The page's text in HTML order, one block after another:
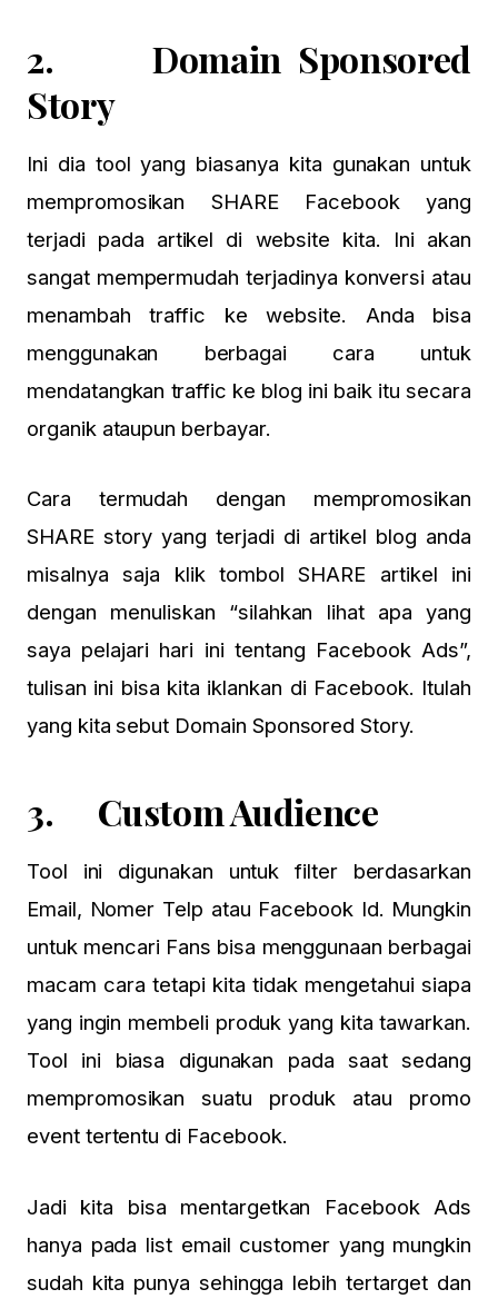
2. Domain Sponsored
Story
Ini dia tool yang biasanya kita gunakan untuk
mempromosikan SHARE Facebook yang
terjadi pada artikel di website kita. Ini akan
sangat mempermudah terjadinya konversi atau
menambah traffic ke website. Anda bisa
menggunakan berbagai cara untuk
mendatangkan traffic ke blog ini baik itu secara
organik ataupun berbayar.
Cara termudah dengan mempromosikan
SHARE story yang terjadi di artikel blog anda
misalnya saja klik tombol SHARE artikel ini
dengan menuliskan “silahkan lihat apa yang
saya pelajari hari ini tentang Facebook Ads”,
tulisan ini bisa kita iklankan di Facebook. Itulah
yang kita sebut Domain Sponsored Story.
3. Custom Audience
Tool ini digunakan untuk filter berdasarkan
Email, Nomer Telp atau Facebook Id. Mungkin
untuk mencari Fans bisa menggunaan berbagai
macam cara tetapi kita tidak mengetahui siapa
yang ingin membeli produk yang kita tawarkan.
Tool ini biasa digunakan pada saat sedang
mempromosikan suatu produk atau promo
event tertentu di Facebook.
Jadi kita bisa mentargetkan Facebook Ads
hanya pada list email customer yang mungkin
sudah kita punya sehingga lebih tertarget dan